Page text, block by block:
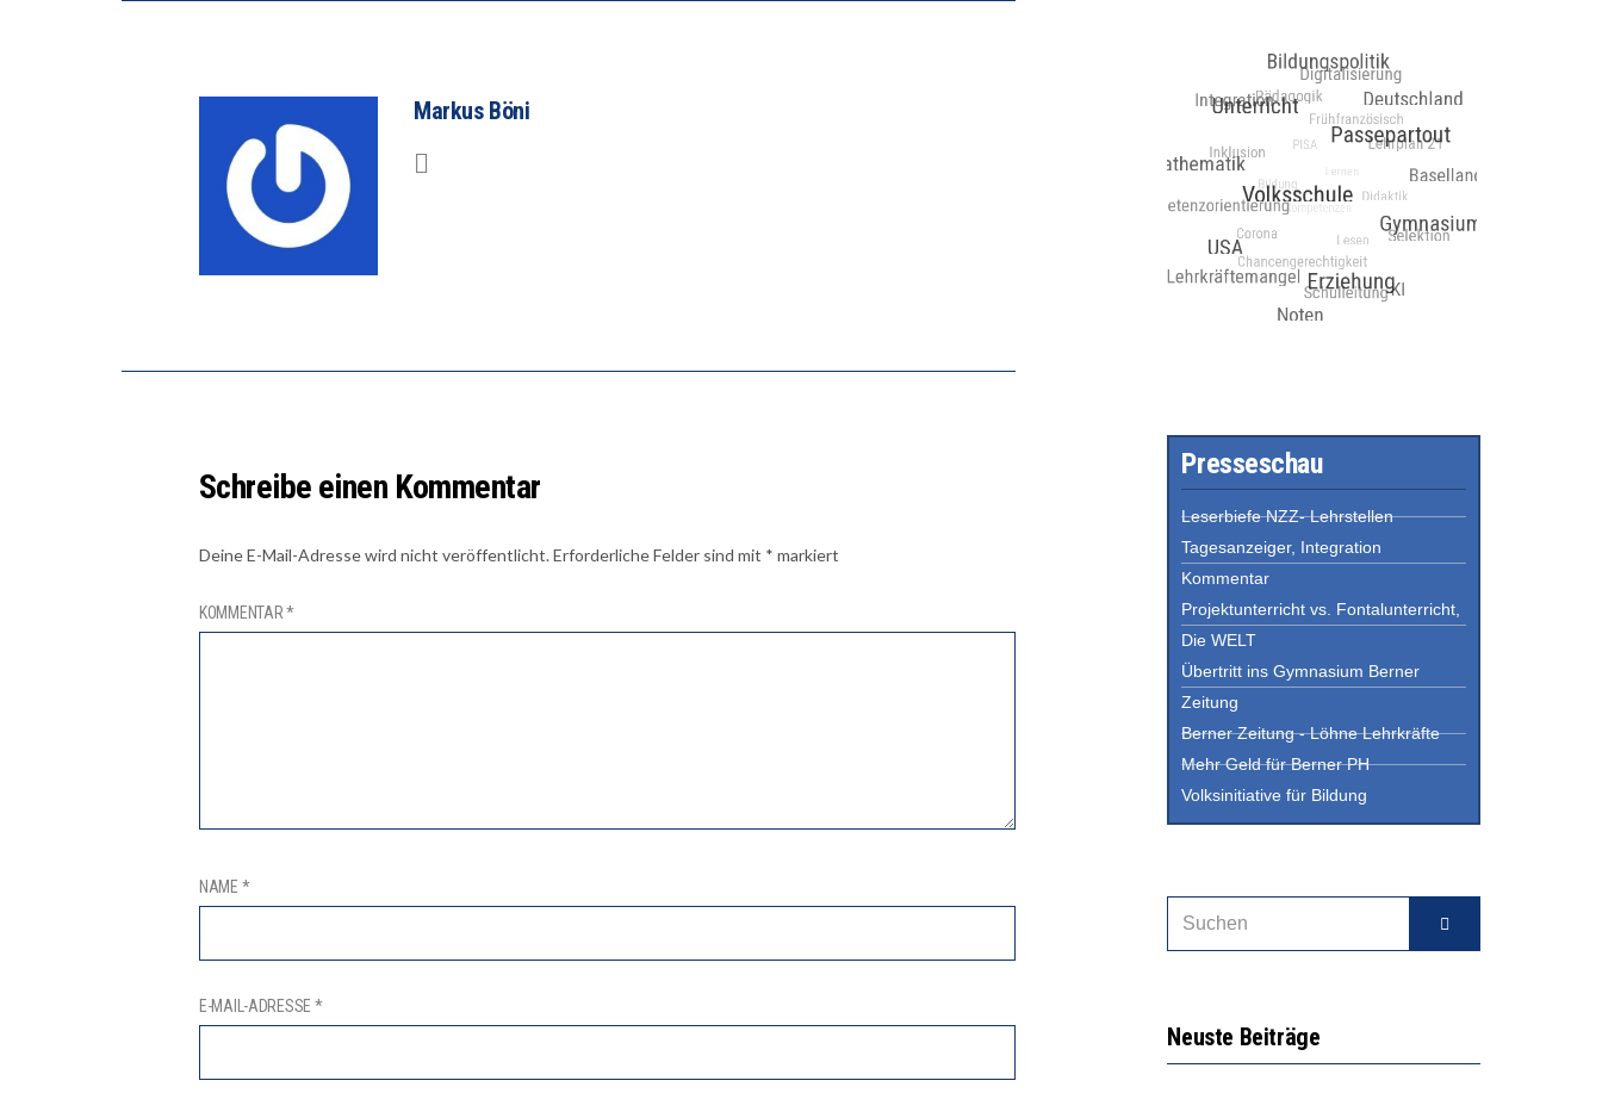
Markus Böni
Schreibe einen Kommentar
Deine E-Mail-Adresse wird nicht veröffentlicht.Erforderliche Felder sind mit * markiert
KOMMENTAR*
NAME *
E-MAIL-ADRESSE *
Presseschau
Leserbiefe NZZ- Lehrstellen
Tagesanzeiger, Integration
Kommentar
Projektunterricht vs. Fontalunterricht,
Die WELT
Übertritt ins Gymnasium Berner
Zeitung
Berner Zeitung - Löhne Lehrkräfte
Mehr Geld für Berner PH
Volksinitiative für Bildung
Neuste Beiträge